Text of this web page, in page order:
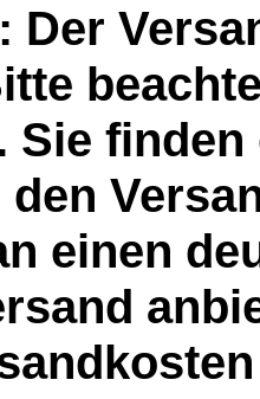
Der
Sie
einen